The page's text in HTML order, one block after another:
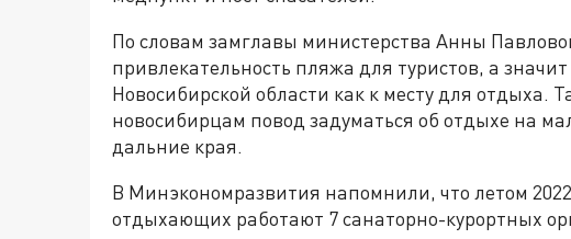
По словам замглавы министерства Анны
привлекательность пляжа для туристов, а
Новосибирской области как к месту для отдыха.
новосибирцам повод задуматься об отдыхе на
дальние края.
В Минэкономразвития напомнили, что летом
отдыхающих работают 7 санаторно-курортных